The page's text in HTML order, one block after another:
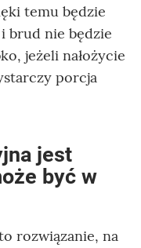
temu będzie
i brud nie będzie
jeżeli nałożycie
porcja
jest
być w
rozwiązanie, na